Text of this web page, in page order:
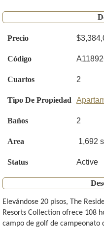
Precio
Código
Cuartos 2
Tipo De Propiedad
Baños 2
Area 1,692
Status Active
Elevándose 20 pisos, The
Resorts Collection ofrece 108
campo de golf de campeonato